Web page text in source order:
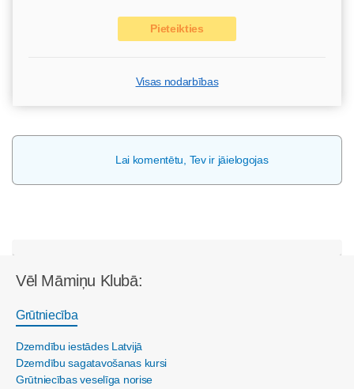
Pieteikties
Visas nodarbības
Lai komentētu, Tev ir jāielogojas
Vēl Māmiņu Klubā:
Grūtniecība
Dzemdību iestādes Latvijā
Dzemdību sagatavošanas kursi
Grūtniecības veselīga norise